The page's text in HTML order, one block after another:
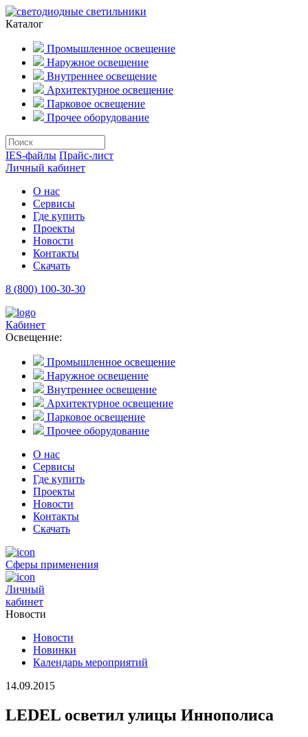
Каталог
Промышленное освещение
Наружное освещение
Внутреннее освещение
Архитектурное освещение
Парковое освещение
Прочее оборудование
IES-файлы Прайс-лист
Личный кабинет
О нас
Сервисы
Где купить
Проекты
Новости
Контакты
Скачать
8 (800) 100-30-30
Кабинет
Освещение:
Промышленное освещение
Наружное освещение
Внутреннее освещение
Архитектурное освещение
Парковое освещение
Прочее оборудование
О нас
Сервисы
Где купить
Проекты
Новости
Контакты
Скачать
Сферы применения
Личный
кабинет
Новости
Новости
Новинки
Календарь мероприятий
14.09.2015
LEDEL осветил улицы Иннополиса